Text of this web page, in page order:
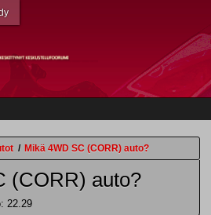
/ Mikä 4WD SC (CORR) auto?
(CORR) auto?
22.29